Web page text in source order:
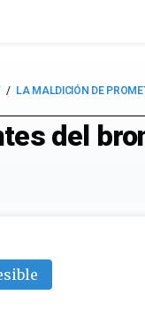
del
LA MALDICIÓN DE